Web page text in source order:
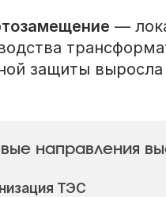
—
защиты выросла
направления
ТЭС